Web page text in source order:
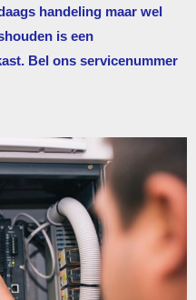
handeling maar wel
is een
Bel ons servicenummer